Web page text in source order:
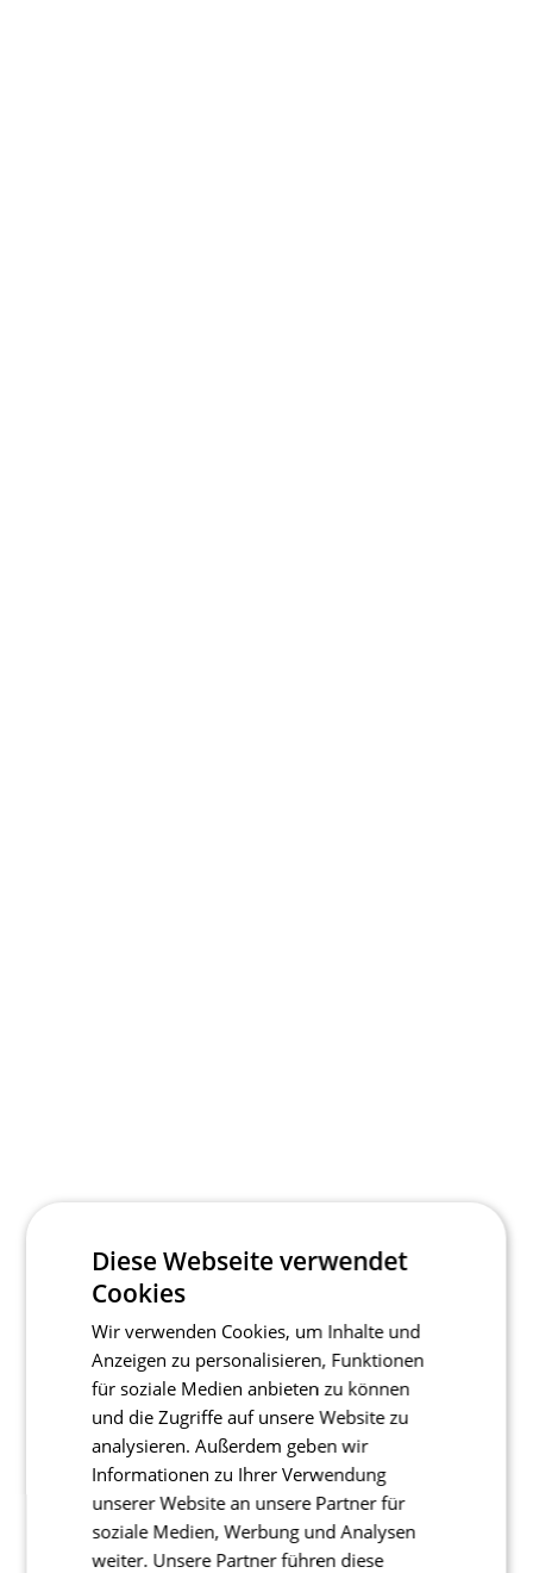
Diese Webseite verwendet
Cookies
Wir verwenden Cookies, um Inhalte und
Anzeigen zu personalisieren, Funktionen
für soziale Medien anbieten zu können
und die Zugriffe auf unsere Website zu
analysieren. Außerdem geben wir
Informationen zu Ihrer Verwendung
unserer Website an unsere Partner für
soziale Medien, Werbung und Analysen
weiter. Unsere Partner führen diese